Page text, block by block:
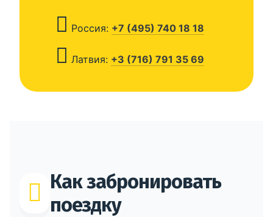
Россия: +7 (495) 740 18 18
Латвия: +3 (716) 791 35 69
Как забронировать
поездку